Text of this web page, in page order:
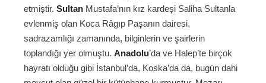
etmiştir. Sultan Mustafa’nın kız kardeşi Saliha Sultanla
evlenmiş olan Koca Râgıp Paşanın dairesi,
sadrazamlığı zamanında, bilginlerin ve şairlerin
toplandığı yer olmuştu. Anadolu’da ve Halep’te birçok
hayratı olduğu gibi İstanbul’da, Koska’da da, bugün dahi